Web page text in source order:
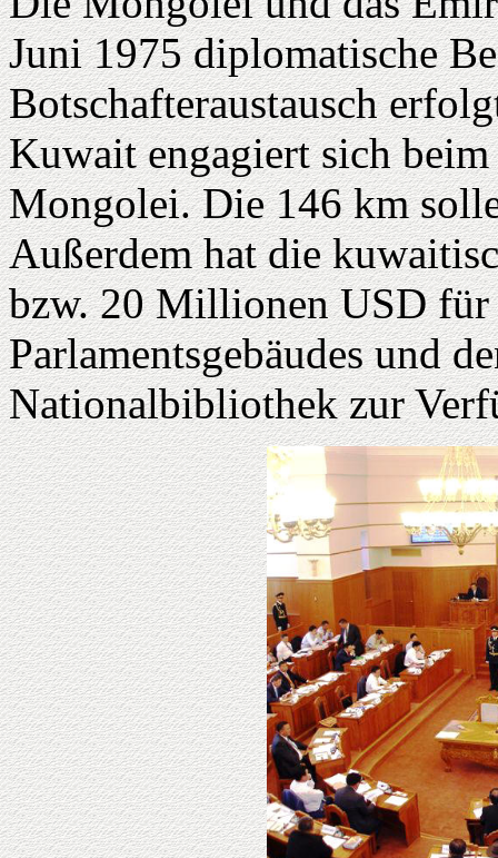
Juni 1975 diplomatische
Botschafteraustausch
Kuwait engagiert sich beim
Mongolei. Die 146 km
Außerdem hat die
bzw. 20 Millionen USD für
Parlamentsgebäudes und
Nationalbibliothek zur